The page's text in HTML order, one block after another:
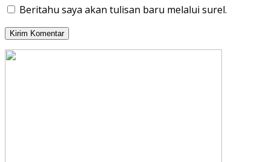
Beritahu saya akan tulisan baru melalui surel.